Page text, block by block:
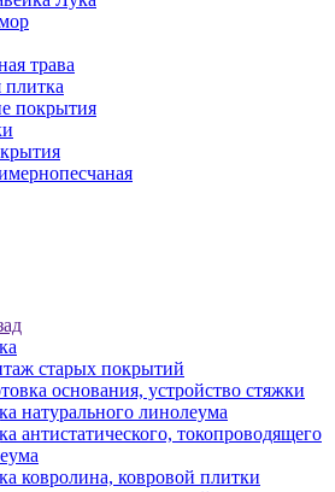
трава
покрытия
старых покрытий
основания, устройство стяжки
натурального линолеума
антистатического, токопроводящего
ковролина, ковровой плитки